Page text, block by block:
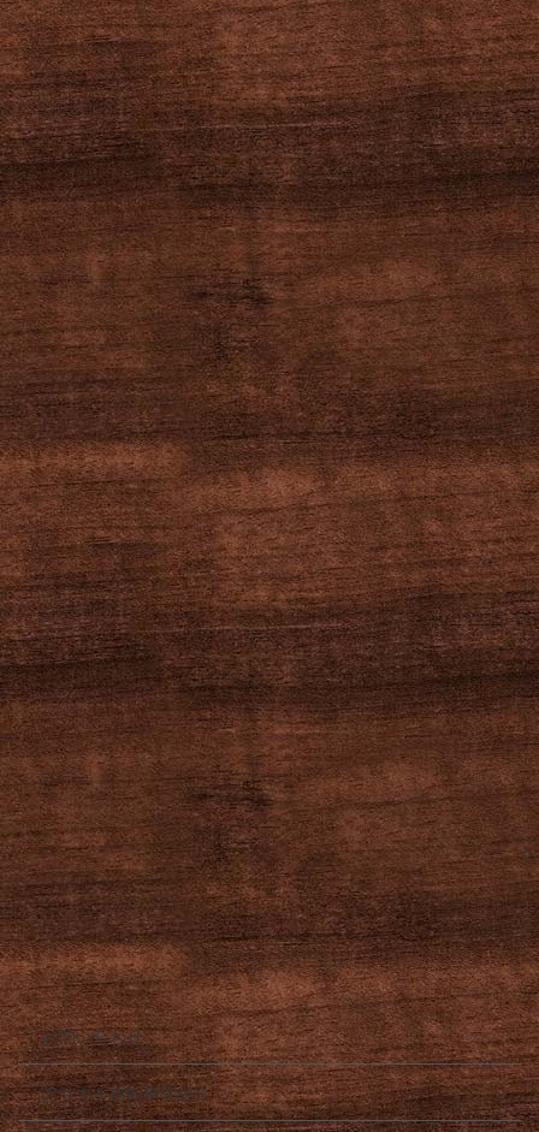
お問い合わせ
アリキチ自転車店紹介